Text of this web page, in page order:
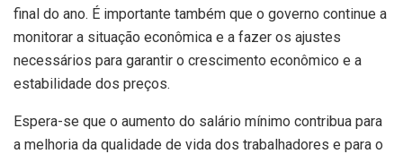
final do ano. É importante também que o governo continue a
monitorar a situação econômica e a fazer os ajustes
necessários para garantir o crescimento econômico e a
estabilidade dos preços.
Espera-se que o aumento do salário mínimo contribua para
a melhoria da qualidade de vida dos trabalhadores e para o